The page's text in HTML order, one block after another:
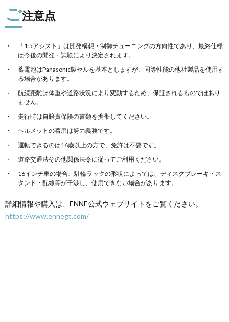
ご注意点
「1:5アシスト」は開発構想・制御チューニングの方向性であり、最終仕様
は今後の開発・試験により決定されます。
蓄電池はPanasonic製セルを基本としますが、同等性能の他社製品を使用す
る場合があります。
航続距離は体重や道路状況により変動するため、保証されるものではあり
ません。
走行時は自賠責保険の書類を携帯してください。
ヘルメットの着用は努力義務です。
運転できるのは16歳以上の方で、免許は不要です。
道路交通法その他関係法令に従ってご利用ください。
16インチ車の場合、駐輪ラックの形状によっては、ディスクブレーキ・ス
タンド・配線等が干渉し、使用できない場合があります。
詳細情報や購入は、ENNE公式ウェブサイトをご覧ください。
https://www.ennegt.com/